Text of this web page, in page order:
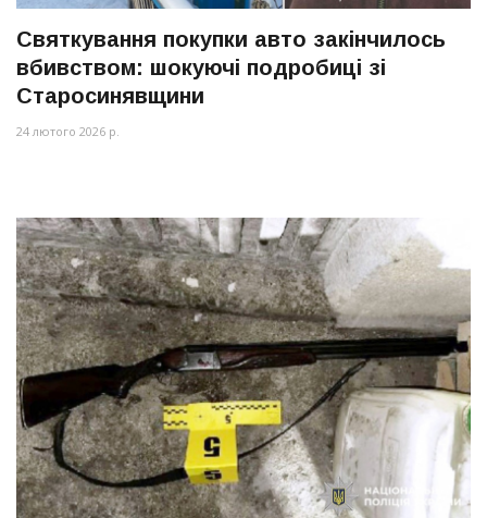
Святкування покупки авто закінчилось
вбивством: шокуючі подробиці зі
Старосинявщини
24 лютого 2026 р.